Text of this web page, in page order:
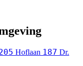
Hoflaan 187 Dr.